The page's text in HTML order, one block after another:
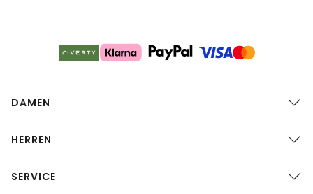
DAMEN
HERREN
SERVICE